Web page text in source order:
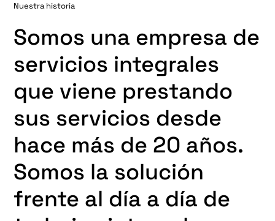
Nuestra historia
Somos una empresa de
servicios integrales
que viene prestando
sus servicios desde
hace más de 20 años.
Somos la solución
frente al día a día de